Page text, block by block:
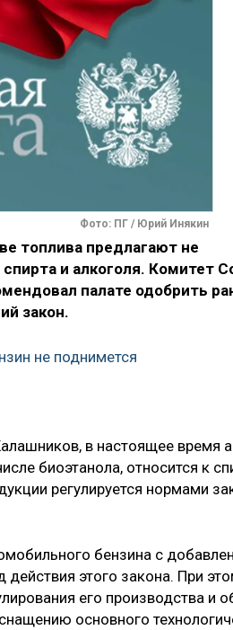
Фото: ПГ / Юрий Инякин
топлива предлагают не
и алкоголя. Комитет
палате одобрить
закон.
не поднимется
в настоящее время
биоэтанола, относится к
регулируется нормами
бензина с
этого закона. При
его производства и
основного